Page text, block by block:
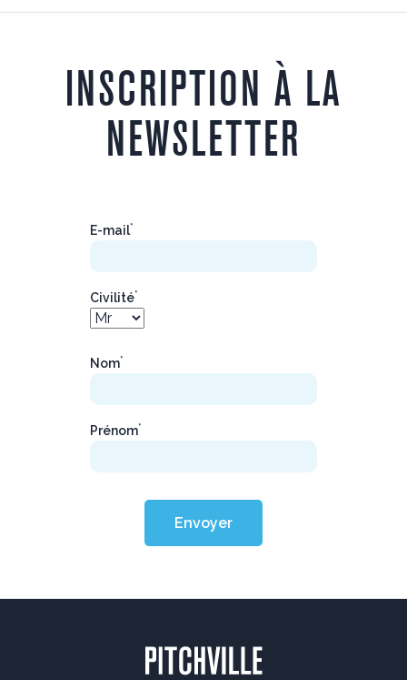
INSCRIPTION À LA
NEWSLETTER
E-mail*
Civilité*
Nom*
Prénom*
Envoyer